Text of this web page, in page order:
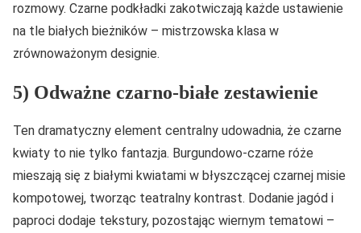
rozmowy. Czarne podkładki zakotwiczają każde ustawienie
na tle białych bieżników – mistrzowska klasa w
zrównoważonym designie.
5) Odważne czarno-białe zestawienie
Ten dramatyczny element centralny udowadnia, że czarne
kwiaty to nie tylko fantazja. Burgundowo-czarne róże
mieszają się z białymi kwiatami w błyszczącej czarnej misie
kompotowej, tworząc teatralny kontrast. Dodanie jagód i
paproci dodaje tekstury, pozostając wiernym tematowi –